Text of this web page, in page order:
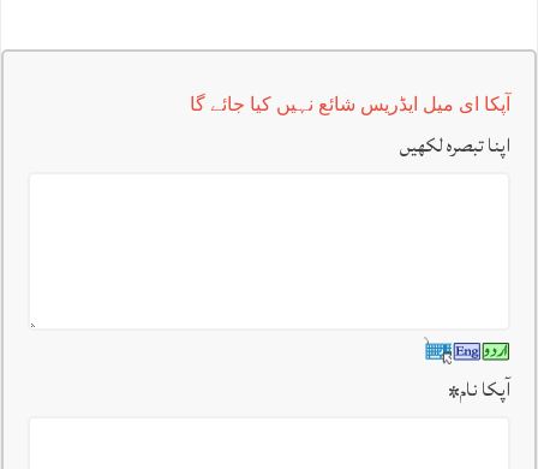
آپکا ای میل ایڈریس شائع نہیں کیا جائے گا
اپنا تبصرہ لکھیں
آپکا نام*